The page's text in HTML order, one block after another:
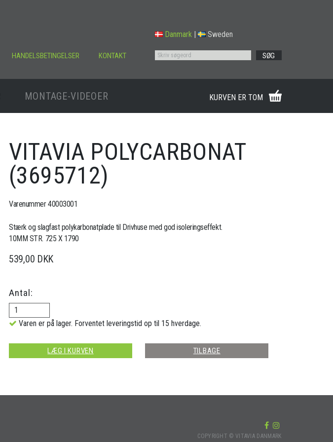
HANDELSBETINGELSER KONTAKT
Danmark | Sweden
SØG
MONTAGE-VIDEOER KURVEN ER TOM
VITAVIA POLYCARBONAT
(3695712)
Varenummer 40003001
Stærk og slagfast polykarbonatplade til Drivhuse med god isoleringseffekt.
10MM STR. 725 X 1790
539,00 DKK
Antal:
Varen er på lager. Forventet leveringstid op til 15 hverdage.
LÆG I KURVEN TILBAGE
COPYRIGHT © VITAVIA DANMARK